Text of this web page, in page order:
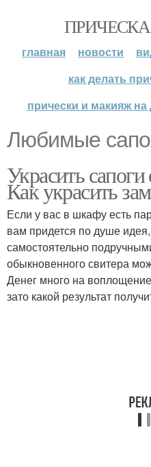
главная новости
как делать
прически и макияж
Любимые
Украсить
Как украсить
Если у вас в шкафу есть
вам придется по душе
самостоятельно
обыкновенного свитера
Денег много на
зато какой результат